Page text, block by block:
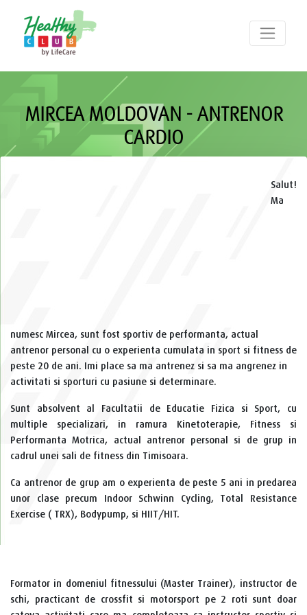
MIRCEA MOLDOVAN - ANTRENOR
CARDIO
Salut!
Ma
numesc Mircea, sunt fost sportiv de performanta, actual
antrenor personal cu o experienta cumulata in sport si fitness de
peste 20 de ani. Imi place sa ma antrenez si sa ma angrenez in
activitati si sporturi cu pasiune si determinare.
Sunt absolvent al Facultatii de Educatie Fizica si Sport, cu
multiple specializari, in ramura Kinetoterapie, Fitness si
Performanta Motrica, actual antrenor personal si de grup in
cadrul unei sali de fitness din Timisoara.
Ca antrenor de grup am o experienta de peste 5 ani in predarea
unor clase precum Indoor Schwinn Cycling, Total Resistance
Exercise ( TRX), Bodypump, si HIIT/HIT.
Formator in domeniul fitnessului (Master Trainer), instructor de
schi, practicant de crossfit si motorsport pe 2 roti sunt doar